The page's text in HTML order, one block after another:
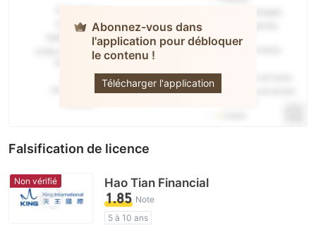
Abonnez-vous dans
l'application pour débloquer
le contenu !
Télécharger l'application
Hao Tian
Financial
Falsification de licence
Non vérifié Hao Tian Financial
1.85 Note
5 à 10 ans